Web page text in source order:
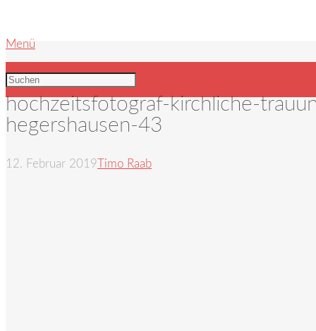
Menü
hochzeitsfotograf-kirchliche-
hegershausen-43
12. Februar 2019 Timo Raab